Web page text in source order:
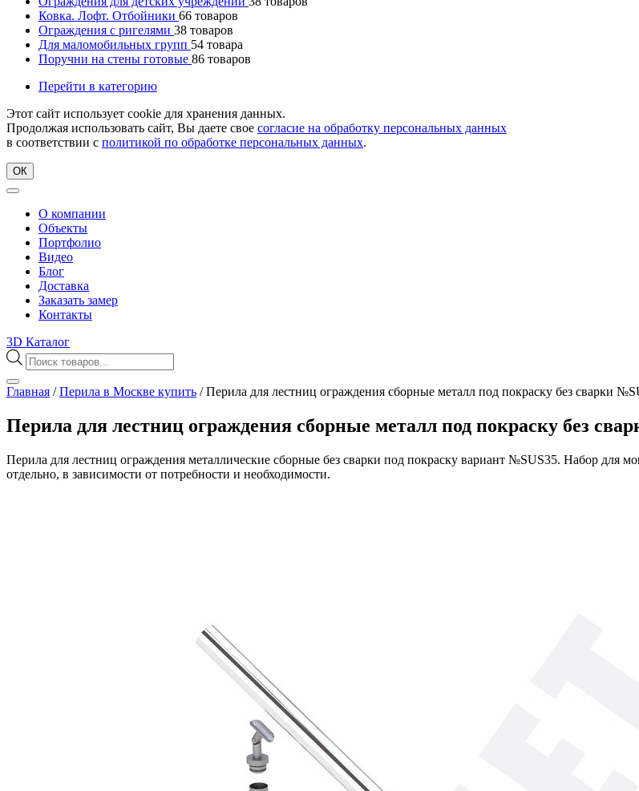
Ковка. Лофт. Отбойники 66 товаров
Ограждения с ригелями 38 товаров
Для маломобильных групп 54 товара
Поручни на стены готовые 86 товаров
Перейти в категорию
Этот сайт использует cookie для хранения данных.
Продолжая использовать сайт, Вы даете свое согласие на обработку персональных данных
в соответствии с политикой по обработке персональных данных.
ОК
О компании
Объекты
Портфолио
Видео
Блог
Доставка
Заказать замер
Контакты
3D Каталог
Поиск
товаров
Главная /Перила в Москве купить /Перила для лестниц ограждения сборные металл под покраску без сварки
Перила для лестниц ограждения сборные металл под покраску без
Перила для лестниц ограждения металлические сборные без сварки под покраску вариант №SUS35. Набор
отдельно, в зависимости от потребности и необходимости.